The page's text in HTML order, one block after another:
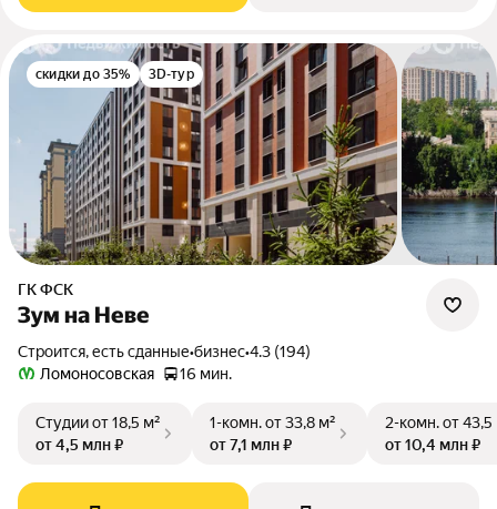
скидки до 35% 3D-тур
ГК ФСК
Зум на Неве
Строится, есть сданные•бизнес•4.3 (194)
Ломоносовская
16 мин.
Студииот 18,5 м²
от 4,5 млн ₽
1-комн.от 33,8 м²
от 7,1 млн ₽
2-комн.от 43,5
от 10,4 млн ₽